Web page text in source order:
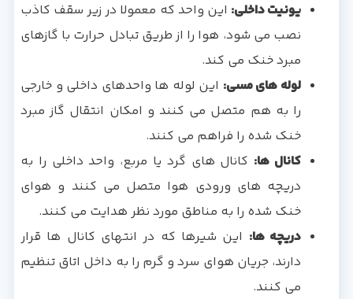
یونیت داخلی: این واحد که معمولا در زیر سقف کاذب
نصب می شود، هوا را از طریق تبادل حرارت با گازهای
مبرد خنک می کند.
لوله های مسی: این لوله ها واحدهای داخلی و خارجی
را به هم متصل می کنند و امکان انتقال گاز مبرد
خنک شده را فراهم می کنند.
کانال ها: کانال های گرد یا مربع، واحد داخلی را به
دریچه های ورودی هوا متصل می کنند و هوای
خنک شده را به مناطق مورد نظر هدایت می کنند.
دریچه ها: این شیرها که در انتهای کانال ها قرار
دارند، جریان هوای سرد و گرم را به داخل اتاق تنظیم
می کنند.